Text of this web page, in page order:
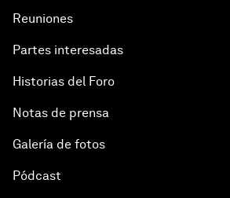
Reuniones
Partes interesadas
Historias del Foro
Notas de prensa
Galería de fotos
Pódcast